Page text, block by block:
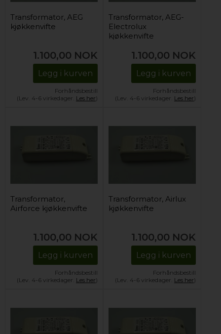
Transformator, AEG
kjøkkenvifte
1.100,00 NOK
Legg i kurven
Forhåndsbestill
(Lev. 4-6 virkedager. Les her)
Transformator, AEG-
Electrolux
kjøkkenvifte
1.100,00 NOK
Legg i kurven
Forhåndsbestill
(Lev. 4-6 virkedager. Les her)
Transformator,
Airforce kjøkkenvifte
1.100,00 NOK
Legg i kurven
Forhåndsbestill
(Lev. 4-6 virkedager. Les her)
Transformator, Airlux
kjøkkenvifte
1.100,00 NOK
Legg i kurven
Forhåndsbestill
(Lev. 4-6 virkedager. Les her)